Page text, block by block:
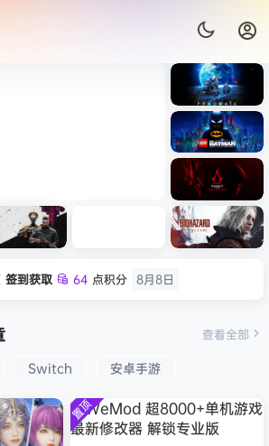
中文版
《识质存
在/PRAG
MATA》
免安装中
文版
《乐高蝙
蝠侠：黑
暗骑士之
Dark
Creed
拟机
/Atomi
Heart》
版
n Desert
HYPERVI
SOR）免
安装中文
版
9：安魂
Requiem
）免安装
中文版
签到获取 64 点积分 8月8日
加入本站
8月7日
加入本站
8月6日
加入本站 8月6日
Switch 安卓手游
查看全部
置顶